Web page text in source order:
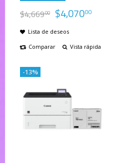
$4,66900 $4,07000
Lista de deseos
Comparar
Vista rápida
-13%